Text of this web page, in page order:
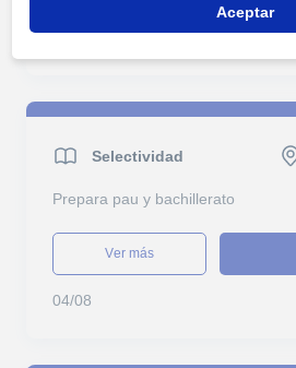
29/07
Selectividad
Prepara pau y bachillerato
ver más
04/08
Aceptar